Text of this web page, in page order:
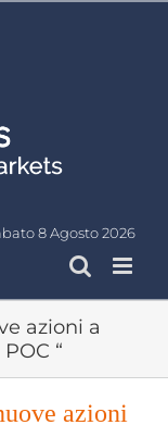
8 Agosto 2026
azioni a
“
azioni